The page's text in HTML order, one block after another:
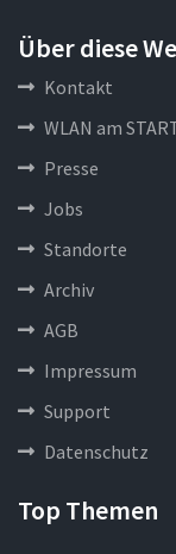
Über diese
Kontakt
WLAN am
Presse
Jobs
Standorte
Archiv
AGB
Impressum
Support
Datenschutz
Top Themen